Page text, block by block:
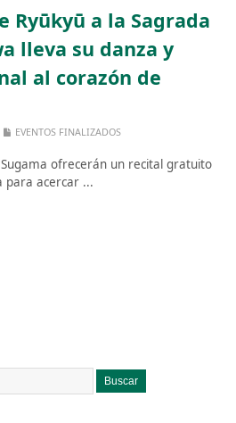
Ryūkyū a la Sagrada
lleva su danza y
al corazón de
EVENTOS FINALIZADOS
ofrecerán un recital gratuito
para acercar ...